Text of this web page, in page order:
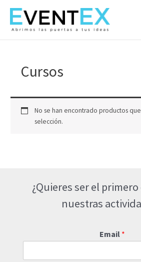
contenido
Cursos
No se han encontrado productos
selección.
¿Quieres ser el
nuestras
Email *